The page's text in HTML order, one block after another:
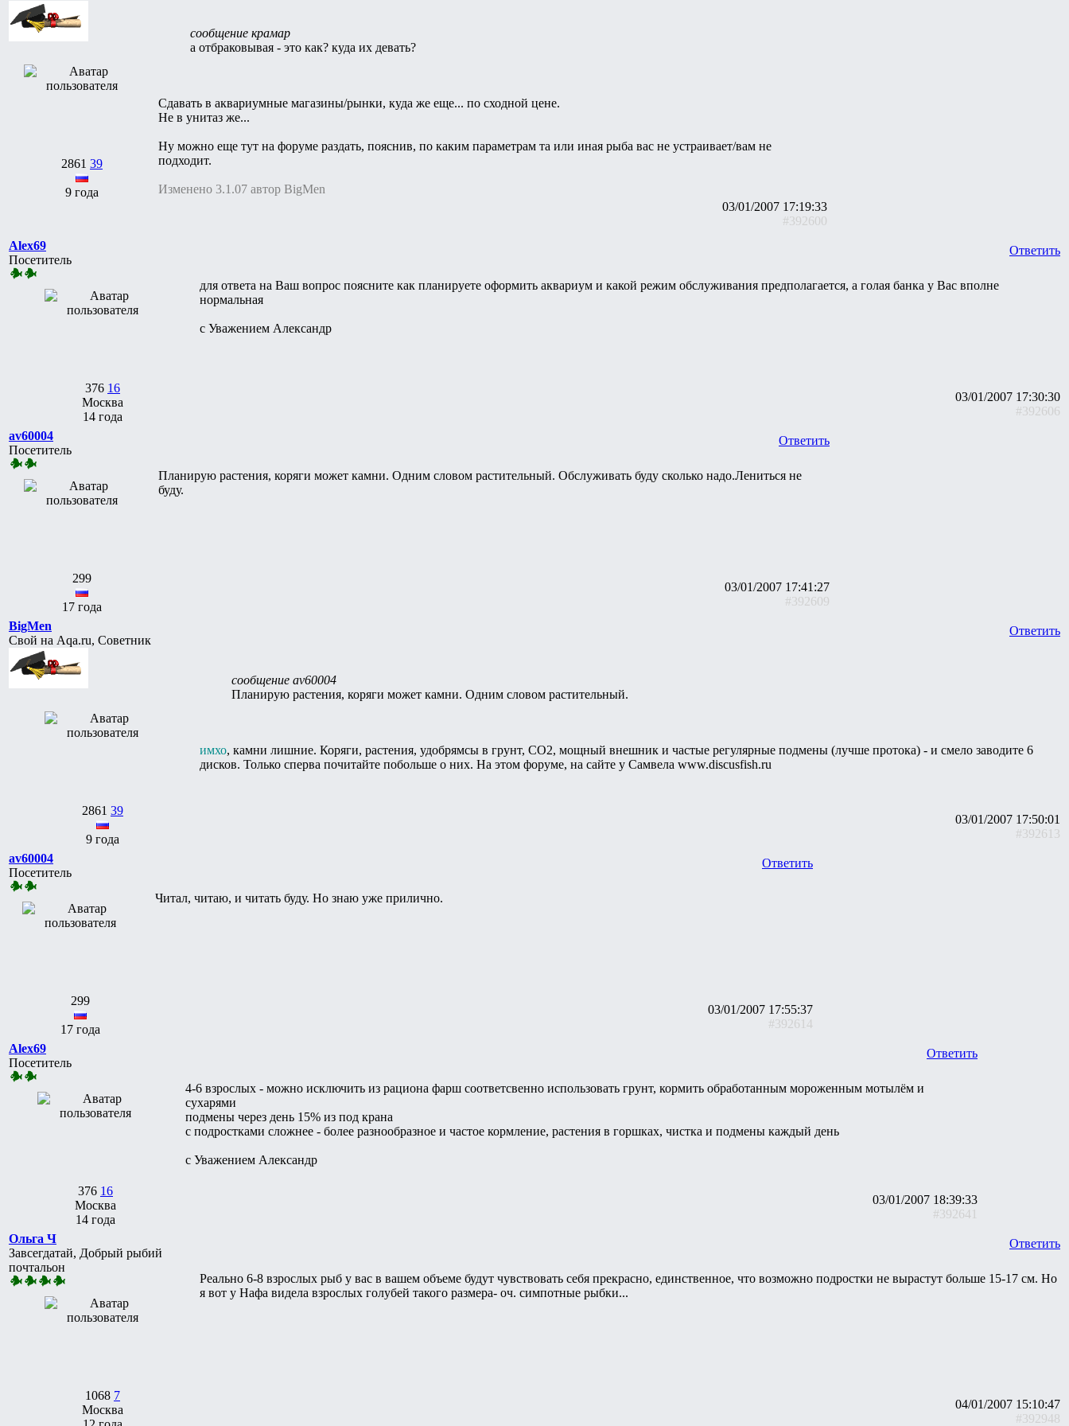
2861 39
9 года
сообщение крамар
а отбраковывая - это как? куда их девать?
Сдавать в аквариумные магазины/рынки, куда же еще... по сходной цене.
Не в унитаз же...
Ну можно еще тут на форуме раздать, пояснив, по каким параметрам та или иная рыба вас не устраивает/вам не
подходит.
Изменено 3.1.07 автор BigMen
03/01/2007 17:19:33
#392600
Alex69
Посетитель
376 16
Москва
14 года
Ответить
для ответа на Ваш вопрос поясните как планируете оформить аквариум и какой режим обслуживания предполагается, а голая банка у Вас вполне
нормальная
с Уважением Александр
03/01/2007 17:30:30
#392606
av60004
Посетитель
299
17 года
Ответить
Планирую растения, коряги может камни. Одним словом растительный. Обслуживать буду сколько надо.Лениться не
буду.
03/01/2007 17:41:27
#392609
BigMen
Свой на Aqa.ru, Советник
2861 39
9 года
Ответить
сообщение av60004
Планирую растения, коряги может камни. Одним словом растительный.
имхо, камни лишние. Коряги, растения, удобрямсы в грунт, СО2, мощный внешник и частые регулярные подмены (лучше протока) - и смело заводите 6
дисков. Только сперва почитайте побольше о них. На этом форуме, на сайте у Самвела www.discusfish.ru
03/01/2007 17:50:01
#392613
av60004
Посетитель
299
17 года
Ответить
Читал, читаю, и читать буду. Но знаю уже прилично.
03/01/2007 17:55:37
#392614
Alex69
Посетитель
376 16
Москва
14 года
Ответить
4-6 взрослых - можно исключить из рациона фарш соответсвенно использовать грунт, кормить обработанным мороженным мотылём и
сухарями
подмены через день 15% из под крана
с подростками сложнее - более разнообразное и частое кормление, растения в горшках, чистка и подмены каждый день
с Уважением Александр
03/01/2007 18:39:33
#392641
Ольга Ч
Завсегдатай, Добрый рыбий
почтальон
1068 7
Москва
Ответить
Реально 6-8 взрослых рыб у вас в вашем объеме будут чувствовать себя прекрасно, единственное, что возможно подростки не вырастут больше 15-17 см. Но
я вот у Нафа видела взрослых голубей такого размера- оч. симпотные рыбки...
04/01/2007 15:10:47
#392948